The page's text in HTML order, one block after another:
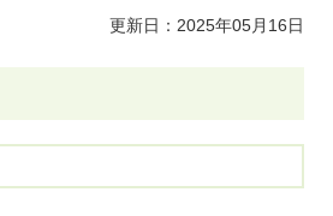
更新日：2025年05月16日